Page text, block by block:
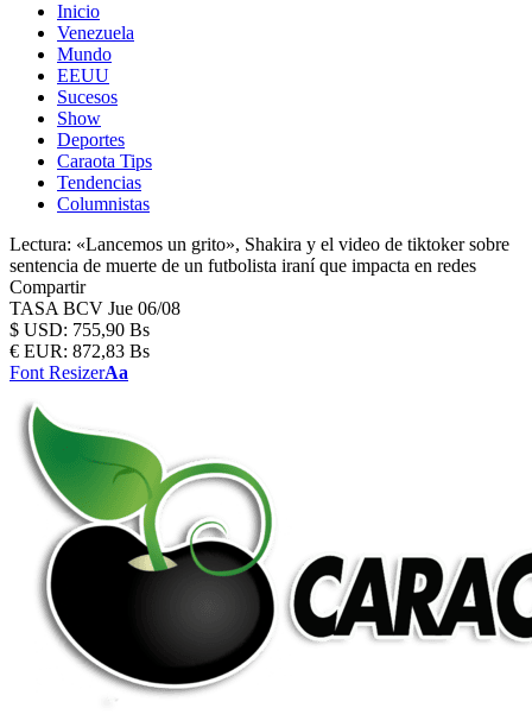
Inicio
Venezuela
Mundo
EEUU
Sucesos
Show
Deportes
Caraota Tips
Tendencias
Columnistas
Lectura: «Lancemos un grito», Shakira y el video de tiktoker sobre
sentencia de muerte de un futbolista iraní que impacta en redes
Compartir
TASA BCV Jue 06/08
$ USD: 755,90 Bs
€ EUR: 872,83 Bs
Font ResizerAa